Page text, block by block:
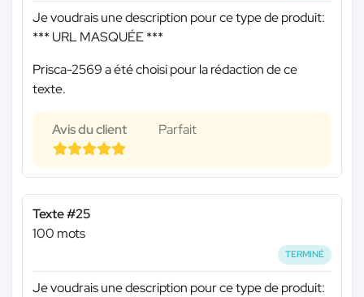
Je voudrais une description pour ce type de produit:
*** URL MASQUÉE ***
Prisca-2569 a été choisi pour la rédaction de ce
texte.
Avis du client Parfait
Texte #25
100 mots
TERMINÉ
Je voudrais une description pour ce type de produit: